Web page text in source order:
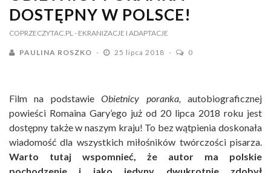
DOSTĘPNY W POLSCE!
COPRZECZYTAC.PL - EKRANIZACJE I ADAPTACJE
PAULINA ROSZKO 25 lipca 2018 0
Film na podstawieObietnicy poranka,autobiograficznej
powieści Romaina Gary’ego już od 20 lipca 2018 roku jest
dostępny także w naszym kraju! To bez wątpienia doskonała
wiadomość dla wszystkich miłośników twórczości pisarza.
Warto tutaj wspomnieć, że autor ma polskie